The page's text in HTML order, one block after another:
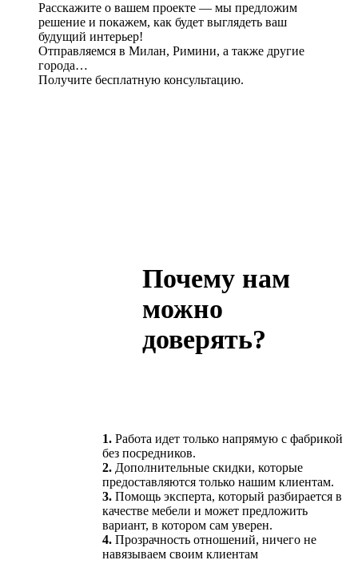
Расскажите о вашем проекте — мы предложим
решение и покажем, как будет выглядеть ваш
будущий интерьер!
Отправляемся в Милан, Римини, а также другие
города…
Получите бесплатную консультацию.
Почему нам
можно
доверять?
1. Работа идет только напрямую с фабрикой
без посредников.
2. Дополнительные скидки, которые
предоставляются только нашим клиентам.
3. Помощь эксперта, который разбирается в
качестве мебели и может предложить
вариант, в котором сам уверен.
4. Прозрачность отношений, ничего не
навязываем своим клиентам